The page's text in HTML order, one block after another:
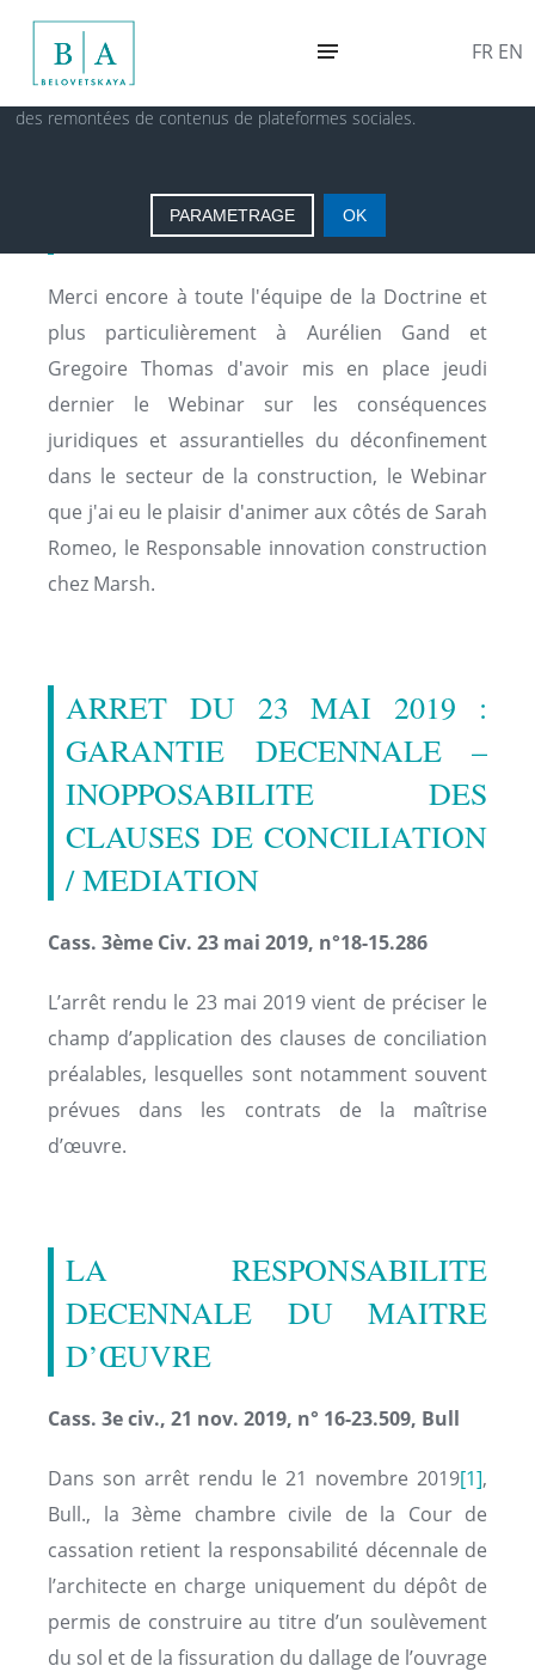
FR EN
modèle pour le déconfinement à
Merci encore à toute l'équipe de la Doctrine et
plus particulièrement à Aurélien Gand et
Gregoire Thomas d'avoir mis en place jeudi
dernier le Webinar sur les conséquences
juridiques et assurantielles du déconfinement
dans le secteur de la construction, le Webinar
que j'ai eu le plaisir d'animer aux côtés de Sarah
Romeo, le Responsable innovation construction
chez Marsh.
ARRET DU 23 MAI 2019 :
GARANTIE DECENNALE –
INOPPOSABILITE DES
CLAUSES DE CONCILIATION
/ MEDIATION
Cass. 3ème Civ. 23 mai 2019, n°18-15.286
L’arrêt rendu le 23 mai 2019 vient de préciser le
champ d’application des clauses de conciliation
préalables, lesquelles sont notamment souvent
prévues dans les contrats de la maîtrise
d’œuvre.
LA RESPONSABILITE
DECENNALE DU MAITRE
D’ŒUVRE
Cass. 3e civ., 21 nov. 2019, n° 16-23.509, Bull
Dans son arrêt rendu le 21 novembre 2019[1],
Bull., la 3ème chambre civile de la Cour de
cassation retient la responsabilité décennale de
l’architecte en charge uniquement du dépôt de
permis de construire au titre d’un soulèvement
du sol et de la fissuration du dallage de l’ouvrage
En poursuivant votre navigation, vous acceptez le dépôt de cookies
tiers destinés à vous proposer des vidéos, des boutons de partage,
des remontées de contenus de plateformes sociales.
PARAMETRAGE OK